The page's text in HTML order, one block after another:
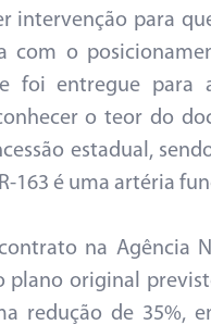
intervenção para
com o
foi entregue para
o teor do
estadual,
163 é uma artéria
na Agência
plano original
redução de 35%,